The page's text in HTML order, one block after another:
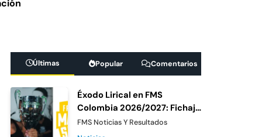
oficial
del cierre de
Últimas Popular Comentarios
Éxodo Lirical en FMS
Colombia 2026/2027: Fichaje
confirmado de Urban
Roosters
FMS Noticias Y Resultados